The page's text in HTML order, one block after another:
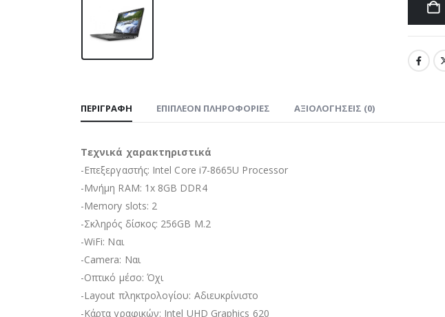
ΠΕΡΙΓΡΑΦΉ ΕΠΙΠΛΈΟΝ ΠΛΗΡΟΦΟΡΊΕΣ ΑΞΙΟΛΟΓΉΣΕΙΣ (0)
Τεχνικά χαρακτηριστικά
-Επεξεργαστής: Intel Core i7-8665U Processor
-Μνήμη RAM: 1x 8GB DDR4
-Memory slots: 2
-Σκληρός δίσκος: 256GB M.2
-WiFi: Ναι
-Camera: Ναι
-Οπτικό μέσο: Όχι
-Layout πληκτρολογίου: Αδιευκρίνιστo
-Κάρτα γραφικών: Intel UHD Graphics 620